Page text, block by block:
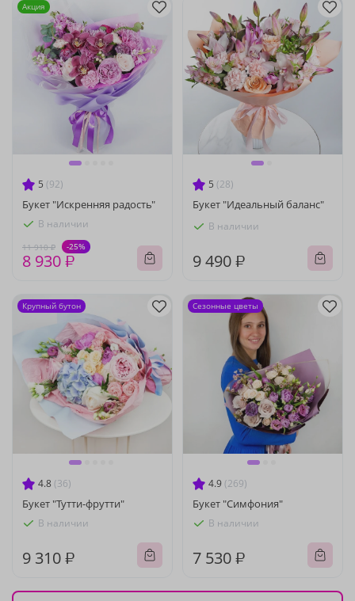
5 (92)
Букет "Искренняя радость"
В наличии
11 910 ₽ -25%
8 930 ₽
Акция
5 (28)
Букет "Идеальный баланс"
В наличии
9 490 ₽
4.8 (36)
Букет "Тутти-фрутти"
В наличии
9 310 ₽
Крупный бутон
4.9 (269)
Букет "Симфония"
В наличии
7 530 ₽
Сезонные цветы